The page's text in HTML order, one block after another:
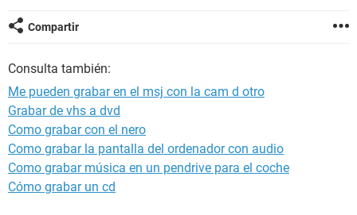
Compartir
Consulta también:
Me pueden grabar en el msj con la cam d otro
Grabar de vhs a dvd
Como grabar con el nero
Como grabar la pantalla del ordenador con audio
Como grabar música en un pendrive para el coche
Cómo grabar un cd